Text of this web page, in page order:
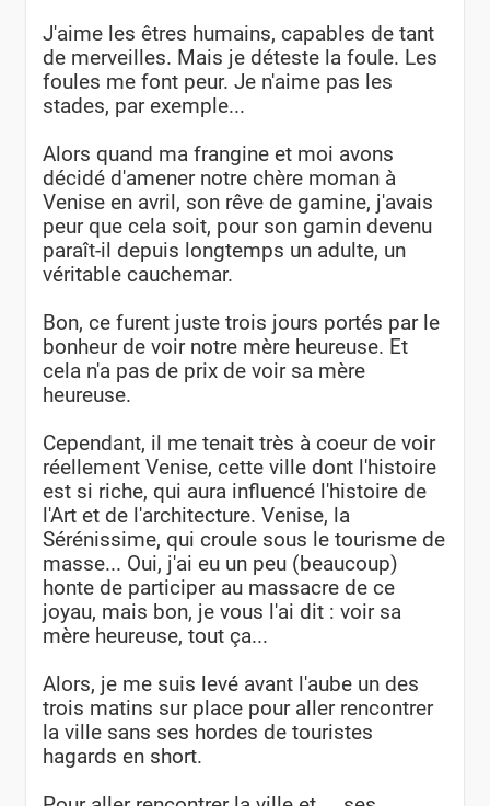
J'aime les êtres humains, capables de tant
de merveilles. Mais je déteste la foule. Les
foules me font peur. Je n'aime pas les
stades, par exemple...
Alors quand ma frangine et moi avons
décidé d'amener notre chère moman à
Venise en avril, son rêve de gamine, j'avais
peur que cela soit, pour son gamin devenu
paraît-il depuis longtemps un adulte, un
véritable cauchemar.
Bon, ce furent juste trois jours portés par le
bonheur de voir notre mère heureuse. Et
cela n'a pas de prix de voir sa mère
heureuse.
Cependant, il me tenait très à coeur de voir
réellement Venise, cette ville dont l'histoire
est si riche, qui aura influencé l'histoire de
l'Art et de l'architecture. Venise, la
Sérénissime, qui croule sous le tourisme de
masse... Oui, j'ai eu un peu (beaucoup)
honte de participer au massacre de ce
joyau, mais bon, je vous l'ai dit : voir sa
mère heureuse, tout ça...
Alors, je me suis levé avant l'aube un des
trois matins sur place pour aller rencontrer
la ville sans ses hordes de touristes
hagards en short.